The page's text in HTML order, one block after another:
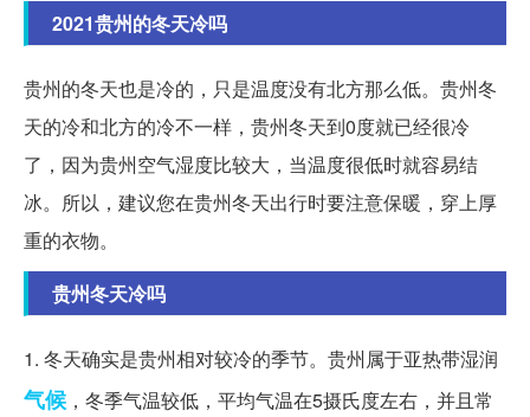
2021贵州的冬天冷吗
贵州的冬天也是冷的，只是温度没有北方那么低。贵州冬
天的冷和北方的冷不一样，贵州冬天到0度就已经很冷
了，因为贵州空气湿度比较大，当温度很低时就容易结
冰。所以，建议您在贵州冬天出行时要注意保暖，穿上厚
重的衣物。
贵州冬天冷吗
1. 冬天确实是贵州相对较冷的季节。贵州属于亚热带湿润
气候 ，冬季气温较低，平均气温在5摄氏度左右，并且常